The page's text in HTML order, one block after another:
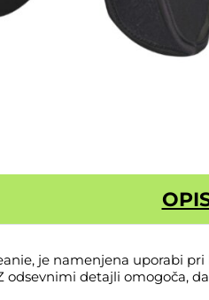
je namenjena uporabi
odsevnimi detajli omogoča,